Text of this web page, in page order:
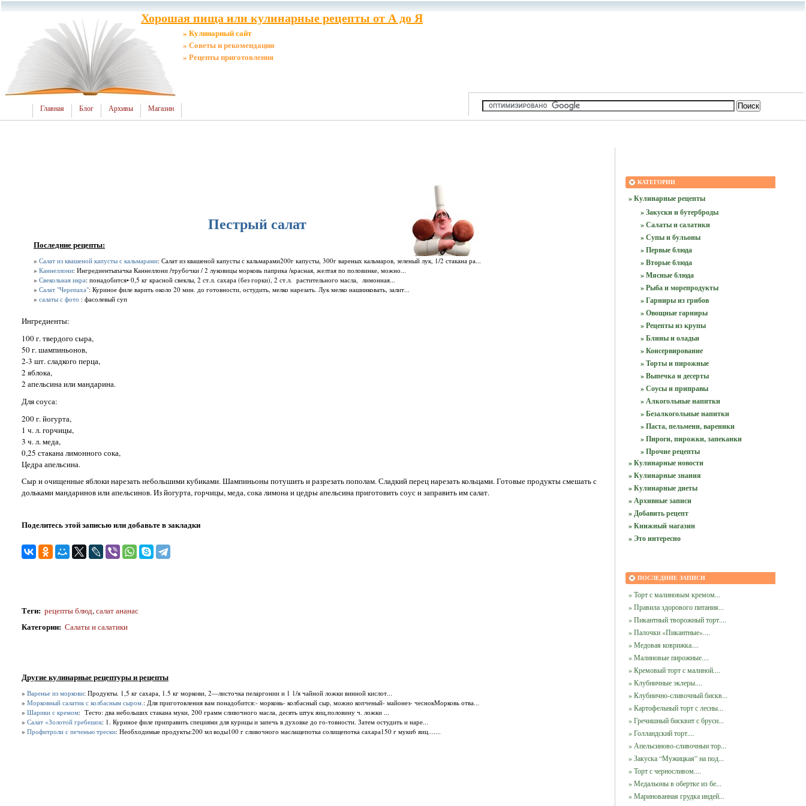
Хорошая пища или кулинарные рецепты от А до Я
» Кулинарный сайт
» Советы и рекомендации
» Рецепты приготовления
Главная Блог Архивы Магазин
Пестрый салат
Последние рецепты:
» Салат из квашеной капусты с кальмарами: Салат из квашеной капусты с кальмарами200г капусты, 300г вареных кальмаров, зеленый лук, 1/2 стакана ра...
» Каннеллони: Ингредиентыпачка Каннеллони /трубочки / 2 луковицы морковь паприка /красная, желтая по половинке, можно...
» Свекольная икра: понадобится• 0,5 кг красной свеклы, 2 ст.л. сахара (без горки), 2 ст.л. растительного масла, лимонная...
» Салат "Черепаха": Куриное филе варить около 20 мин. до готовности, остудить, мелко нарезать. Лук мелко нашинковать, залит...
» салаты с фото : фасолевый суп
Ингредиенты:
100 г. твердого сыра,
50 г. шампиньонов,
2-3 шт. сладкого перца,
2 яблока,
2 апельсина или мандарина.
Для соуса:
200 г. йогурта,
1 ч. л. горчицы,
3 ч. л. меда,
0,25 стакана лимонного сока,
Цедра апельсина.
Сыр и очищенные яблоки нарезать небольшими кубиками. Шампиньоны потушить и разрезать пополам. Сладкий перец нарезать кольцами. Готовые продукты смешать с
дольками мандаринов или апельсинов. Из йогурта, горчицы, меда, сока лимона и цедры апельсина приготовить соус и заправить им салат.
Поделитесь этой записью или добавьте в закладки
Теги: рецепты блюд,салат ананас
Категории: Салаты и салатики
Другие кулинарные рецептуры и рецепты
» Варенье из моркови: Продукты. 1,5 кг сахара, 1.5 кг моркови, 2—листочка пеларгонии и 1 1/я чайной ложки винной кислот...
» Морковный салатик с колбасным сыром. : Для приготовления вам понадобится:- морковь- колбасный сыр, можно копченый- майонез- чеснокМорковь отва...
» Шарики с кремом: Тесто: два небольших стакана муки, 200 грамм сливочного масла, десять штук яиц,половину ч. ложки ...
» Салат «Золотой гребешок: 1. Куриное филе приправить специями для курицы и запечь в духовке до го-товности. Затем остудить и наре...
» Профитроли с печенью трески: Необходимые продукты:200 мл воды100 г сливочного маслащепотка солищепотка сахара150 г муки6 яиц.......
КАТЕГОРИИ
» Кулинарные рецепты
» Закуски и бутерброды
» Салаты и салатики
» Супы и бульоны
» Первые блюда
» Вторые блюда
» Мясные блюда
» Рыба и морепродукты
» Гарниры из грибов
» Овощные гарниры
» Рецепты из крупы
» Блины и оладьи
» Консервирование
» Торты и пирожные
» Выпечка и десерты
» Соусы и приправы
» Алкогольные напитки
» Безалкогольные напитки
» Паста, пельмени, вареники
» Пироги, пирожки, запеканки
» Прочие рецепты
» Кулинарные новости
» Кулинарные знания
» Кулинарные диеты
» Архивные записи
» Добавить рецепт
» Книжный магазин
» Это интересно
ПОСЛЕДНИЕ ЗАПИСИ
» Торт с малиновым кремом...
» Правила здорового питания...
» Пикантный творожный торт....
» Палочки «Пикантные»....
» Медовая коврижка....
» Малиновые пирожные....
» Кремовый торт с малиной....
» Клубничные эклеры....
» Клубнично-сливочный бискв...
» Картофельный торт с лесны...
» Гречишный бисквит с брусн...
» Голландский торт....
» Апельсиново-сливочныи тор...
» Закуска “Мужицкая” на под...
» Торт с черносливом....
» Медальоны в обертке из бе...
» Маринованная грудка индей...